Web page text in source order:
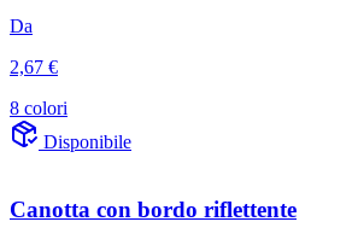
Da
2,67 €
8 colori
Disponibile
Canotta con bordo riflettente